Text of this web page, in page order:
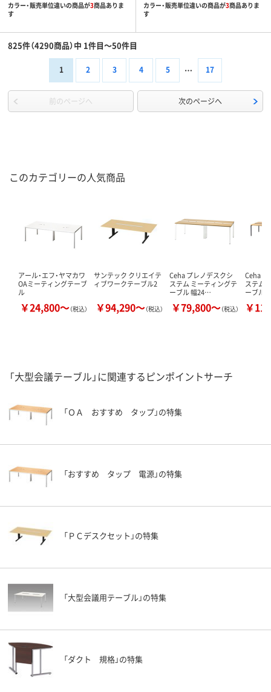
カラー・販売単位違いの商品が3商品ありま
す
カラー・販売単位違いの商品が3商品ありま
す
825件（4290商品）中 1件目～50件目
1 2 3 4 5 17
前のページへ 次のページへ
このカテゴリーの人気商品
アール・エフ・ヤマカワ
OAミーティングテーブ
ル
￥24,800～（税込）
サンテック クリエイテ
ィブワークテーブル2
￥94,290～（税込）
Ceha プレノデスクシ
ステム ミーティングテ
ーブル 幅24…
￥79,800～（税込）
Ceha
ステム
ーブル
￥
「大型会議テーブル」に関連するピンポイントサーチ
「ＯＡ おすすめ タップ」の特集
「おすすめ タップ 電源」の特集
「ＰＣデスクセット」の特集
「大型会議用テーブル」の特集
「ダクト 規格」の特集